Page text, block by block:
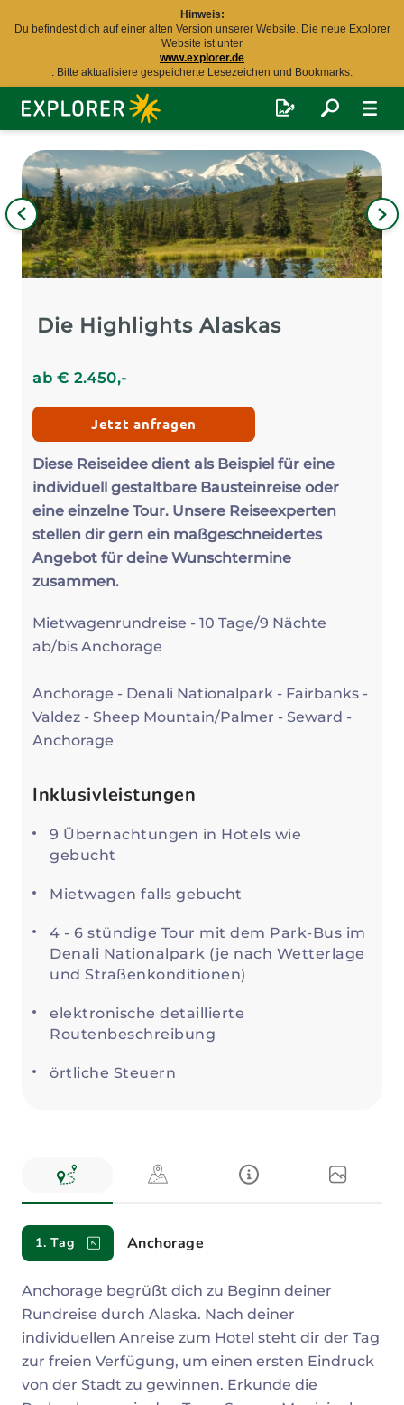
Hinweis:
Du befindest dich auf einer alten Version unserer Website. Die neue Explorer
Website ist unter
www.explorer.de
. Bitte aktualisiere gespeicherte Lesezeichen und Bookmarks.
Explorer
Fernreisen
Die Highlights Alaskas
ab€ 2.450,-
Jetzt anfragen
Diese Reiseidee dient als Beispiel für eine
individuell gestaltbare Bausteinreise oder
eine einzelne Tour. Unsere Reiseexperten
stellen dir gern ein maßgeschneidertes
Angebot für deine Wunschtermine
zusammen.
Mietwagenrundreise - 10 Tage/9 Nächte
ab/bis Anchorage
Anchorage - Denali Nationalpark - Fairbanks -
Valdez - Sheep Mountain/Palmer - Seward -
Anchorage
Inklusivleistungen
9 Übernachtungen in Hotels wie
gebucht
Mietwagen falls gebucht
4 - 6 stündige Tour mit dem Park-Bus im
Denali Nationalpark (je nach Wetterlage
und Straßenkonditionen)
elektronische detaillierte
Routenbeschreibung
örtliche Steuern
Reiseverlauf
1. Tag Anchorage
Anchorage begrüßt dich zu Beginn deiner
Rundreise durch Alaska. Nach deiner
individuellen Anreise zum Hotel steht dir der Tag
zur freien Verfügung, um einen ersten Eindruck
von der Stadt zu gewinnen. Erkunde die